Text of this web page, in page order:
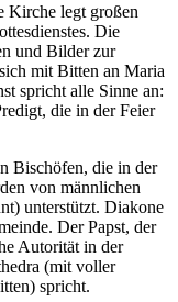
Kirche legt großen
Die
und Bilder zur
mit Bitten an Maria
spricht alle Sinne an:
die in der Feier
Bischöfen, die in der
von männlichen
unterstützt. Diakone
Der Papst, der
Autorität in der
(mit voller
spricht.